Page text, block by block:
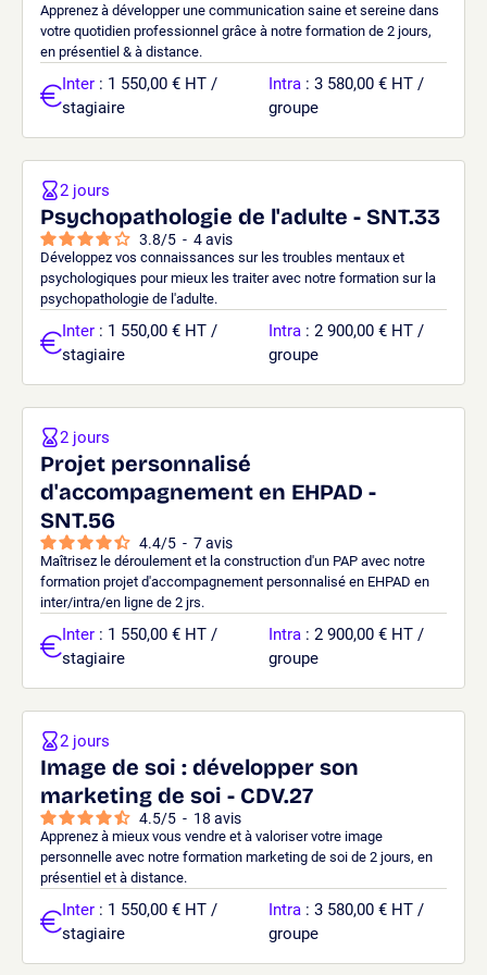
Apprenez à développer une communication saine et sereine dans
votre quotidien professionnel grâce à notre formation de 2 jours,
en présentiel & à distance.
Inter : 1 550,00 € HT /
stagiaire
Intra : 3 580,00 € HT /
groupe
Psychopathologie de l'adulte - SNT.33
3.8/5 - 4avis
Développez vos connaissances sur les troubles mentaux et
psychologiques pour mieux les traiter avec notre formation sur la
psychopathologie de l'adulte.
2 jours
Inter : 1 550,00 € HT /
stagiaire
Intra : 2 900,00 € HT /
groupe
Projet personnalisé
d'accompagnement en EHPAD -
SNT.56
4.4/5 - 7avis
Maîtrisez le déroulement et la construction d'un PAP avec notre
formation projet d'accompagnement personnalisé en EHPAD en
inter/intra/en ligne de 2 jrs.
2 jours
Inter : 1 550,00 € HT /
stagiaire
Intra : 2 900,00 € HT /
groupe
Image de soi : développer son
marketing de soi - CDV.27
4.5/5 - 18 avis
Apprenez à mieux vous vendre et à valoriser votre image
personnelle avec notre formation marketing de soi de 2 jours, en
présentiel et à distance.
2 jours
Inter : 1 550,00 € HT /
stagiaire
Intra : 3 580,00 € HT /
groupe